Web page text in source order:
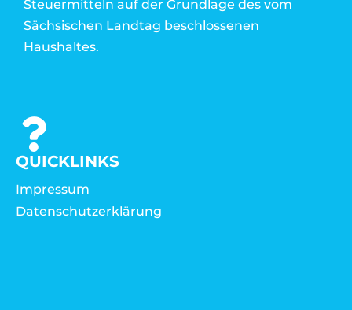
Steuermitteln auf der Grundlage des vom
Sächsischen Landtag beschlossenen
Haushaltes.
QUICKLINKS
Impressum
Datenschutzerklärung